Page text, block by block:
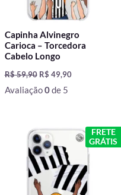
Capinha Alvinegro
Carioca – Torcedora
Cabelo Longo
R$59,90 R$ 49,90
Avaliação0de 5
FRETE
GRÁTIS
O
preço
original
era:
R$ 59,90.
O
preço
atual
R$ 49,90.